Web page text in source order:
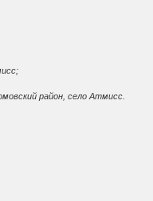
район, село Атмисс.